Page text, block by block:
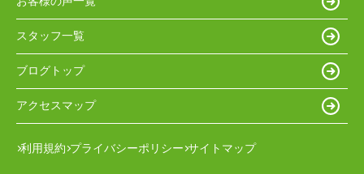
スタッフ一覧
ブログトップ
アクセスマップ
利用規約 プライバシーポリシー サイトマップ